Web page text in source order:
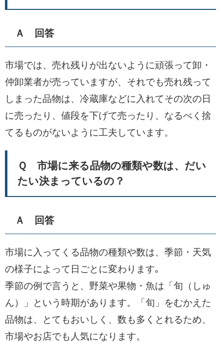
Ａ 回答
市場では、売れ残りが出ないように頑張って卸・
仲卸業者が売っていますが、それでも売れ残って
しまった品物は、冷蔵庫などに入れてその次の日
に売ったり、値段を下げて売ったり、なるべく捨
てるものがないように工夫しています。
Ｑ 市場に来る品物の種類や数は、だい
たい決まっているの？
Ａ 回答
市場に入ってくる品物の種類や数は、季節・天気
の様子によって日ごとに変わります｡
季節の例で言うと、野菜や果物・魚は「旬（しゅ
ん）」という時期があります。「旬」をむかえた
品物は、とてもおいしく、数も多くとれるため、
市場やお店でも人気になります。